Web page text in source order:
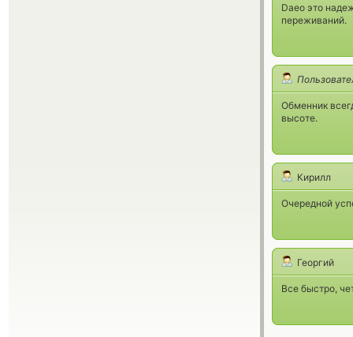
Daeo это
переживаний.
Обменник
высоте.
Кирилл
Очередной
Георгий
Все быстро,